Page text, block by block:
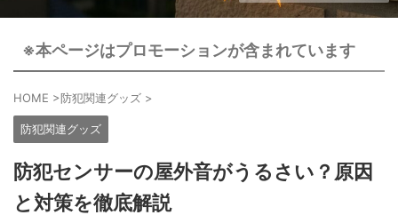
※本ページはプロモーションが含まれています
HOME >防犯関連グッズ >
防犯関連グッズ
防犯センサーの屋外音がうるさい？原因
と対策を徹底解説